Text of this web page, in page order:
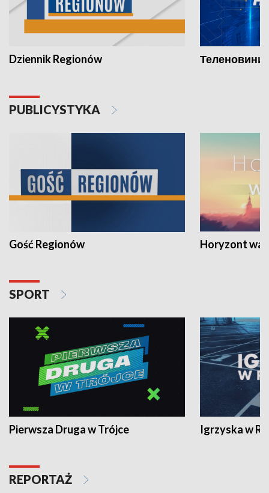
Dziennik Regionów Теленовини
PUBLICYSTYKA
Gość Regionów Horyzont
SPORT
Pierwsza Druga w Trójce Igrzyska w
REPORTAŻ